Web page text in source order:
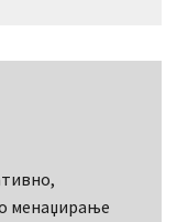
менаџирање